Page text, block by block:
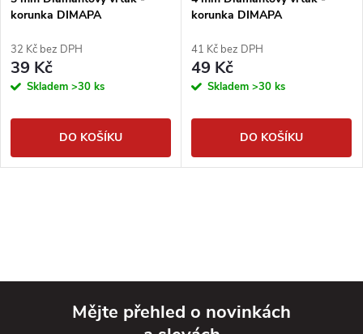
korunka DIMAPA
32 Kč bez DPH
39 Kč
Skladem >30 ks
DO KOŠÍKU
korunka DIMAPA
41 Kč bez DPH
49 Kč
Skladem >30 ks
DO KOŠÍKU
Mějte přehled o novinkách